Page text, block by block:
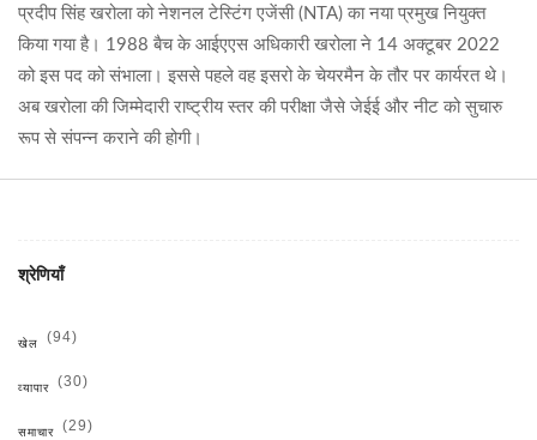
प्रदीप सिंह खरोला को नेशनल टेस्टिंग एजेंसी (NTA) का नया प्रमुख नियुक्त
किया गया है। 1988 बैच के आईएएस अधिकारी खरोला ने 14 अक्टूबर 2022
को इस पद को संभाला। इससे पहले वह इसरो के चेयरमैन के तौर पर कार्यरत थे।
अब खरोला की जिम्मेदारी राष्ट्रीय स्तर की परीक्षा जैसे जेईई और नीट को सुचारु
रूप से संपन्न कराने की होगी।
श्रेणियाँ
खेल (94)
व्यापार (30)
समाचार (29)